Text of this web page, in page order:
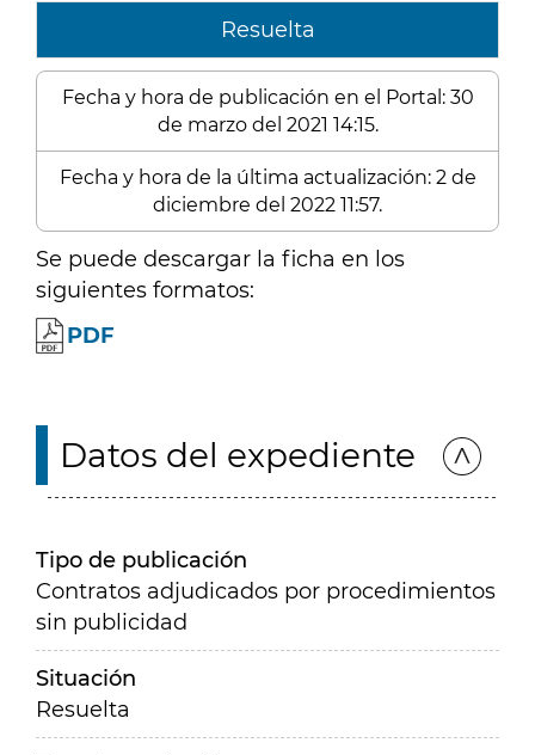
Resuelta
Fecha y hora de publicación en el Portal: 30
de marzo del 2021 14:15.
Fecha y hora de la última actualización: 2 de
diciembre del 2022 11:57.
Se puede descargar la ficha en los
siguientes formatos:
PDF
Datos del expediente
Tipo de publicación
Contratos adjudicados por procedimientos
sin publicidad
Situación
Resuelta